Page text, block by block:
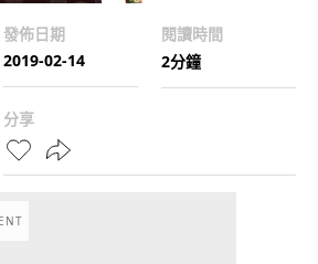
發佈日期
2019-02-14
閱讀時間
2分鐘
分享